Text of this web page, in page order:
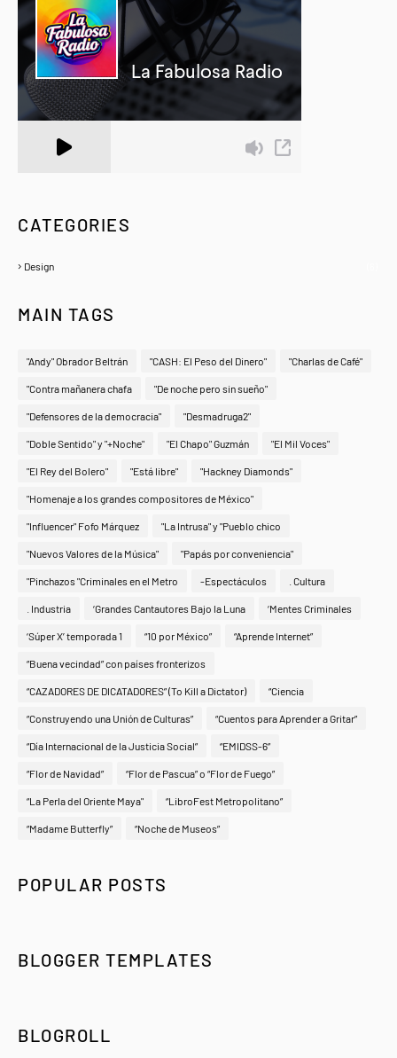
CATEGORIES
Design
MAIN TAGS
"Andy" Obrador Beltrán "CASH: El Peso del Dinero" "Charlas de Café"
"Contra mañanera chafa "De noche pero sin sueño"
"Defensores de la democracia" "Desmadruga2"
"Doble Sentido" y "+Noche" "El Chapo" Guzmán "El Mil Voces"
"El Rey del Bolero" "Está libre" "Hackney Diamonds"
"Homenaje a los grandes compositores de México"
"Influencer" Fofo Márquez "La Intrusa" y "Pueblo chico
"Nuevos Valores de la Música" "Papás por conveniencia"
"Pinchazos "Criminales en el Metro -Espectáculos . Cultura
. Industria ‘Grandes Cantautores Bajo la Luna ‘Mentes Criminales
‘Súper X’ temporada 1 “10 por México” “Aprende Internet”
“Buena vecindad” con países fronterizos
“CAZADORES DE DICATADORES” (To Kill a Dictator) “Ciencia
“Construyendo una Unión de Culturas” “Cuentos para Aprender a Gritar”
“Día Internacional de la Justicia Social” “EMIDSS-6”
“Flor de Navidad” “Flor de Pascua” o “Flor de Fuego”
“La Perla del Oriente Maya" “LibroFest Metropolitano”
“Madame Butterfly” “Noche de Museos”
POPULAR POSTS
BLOGGER TEMPLATES
BLOGROLL